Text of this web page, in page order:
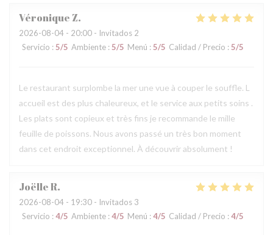
Véronique Z
2026-08-04 - 20:00 - Invitados 2
Servicio : 5/5 Ambiente : 5/5 Menú : 5/5 Calidad / Precio : 5/5
Le restaurant surplombe la mer une vue à couper le souffle. L
accueil est des plus chaleureux, et le service aux petits soins .
Les plats sont copieux et très fins je recommande le mille
feuille de poissons. Nous avons passé un très bon moment
dans cet endroit exceptionnel. À découvrir absolument !
JoëlleR
2026-08-04 - 19:30 - Invitados 3
Servicio : 4/5 Ambiente : 4/5 Menú : 4/5 Calidad / Precio : 4/5